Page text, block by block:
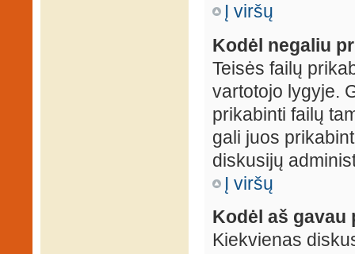
Į viršų
Kodėl negaliu
Teisės failų
vartotojo lygyje.
prikabinti failų
gali juos
diskusijų
Į viršų
Kodėl aš gavau
Kiekvienas